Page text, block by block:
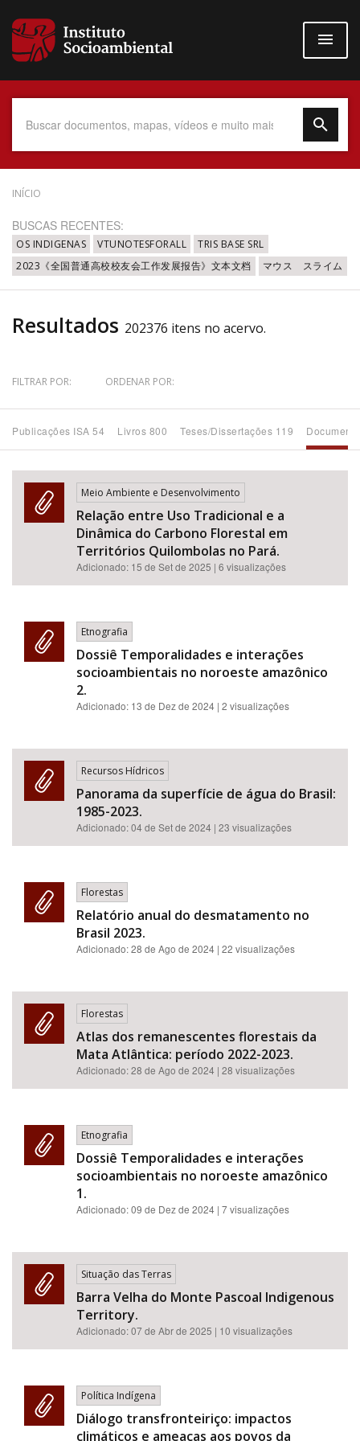
para
conteúdo
Data do Documento
Até
Tema
Subtema
Área de Levantamento
Área Protegida
INÍCIO
BUSCAS RECENTES:
OS INDIGENAS VTUNOTESFORALL
TRIS BASE SRL
2023《全国普通高校校友会工作发展报告》文本文档
マウス スライム
Resultados 202376 itens no acervo.
FILTRAR POR: ORDENAR POR:
Publicações ISA 54 Livros 800 Teses/Dissertações 119
Meio Ambiente e Desenvolvimento
Relação entre Uso Tradicional e a
Dinâmica do Carbono Florestal em
Territórios Quilombolas no Pará.
Adicionado: 15 de Set de 2025 | 6 visualizações
Etnografia
Dossiê Temporalidades e interações
socioambientais no noroeste amazônico
2.
Adicionado: 13 de Dez de 2024 | 2 visualizações
Recursos Hídricos
Panorama da superfície de água do Brasil:
1985-2023.
Adicionado:04 de Set de 2024 | 23 visualizações
Florestas
Relatório anual do desmatamento no
Brasil 2023.
Adicionado:28 de Ago de 2024 | 22 visualizações
Florestas
Atlas dos remanescentes florestais da
Mata Atlântica: período 2022-2023.
Adicionado:28 de Ago de 2024 | 28 visualizações
Etnografia
Dossiê Temporalidades e interações
socioambientais no noroeste amazônico
1.
Adicionado:09 de Dez de 2024 | 7 visualizações
Situação das Terras
Barra Velha do Monte Pascoal Indigenous
Territory.
Adicionado:07 de Abr de 2025 | 10 visualizações
Política Indígena
Diálogo transfronteiriço: impactos
climáticos e ameaças aos povos da